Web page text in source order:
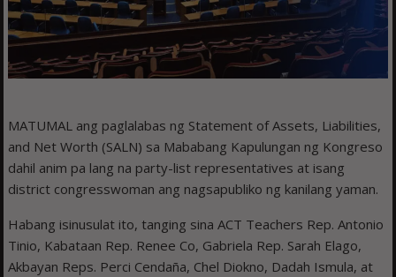
MATUMAL ang paglalabas ng Statement of Assets, Liabilities,
and Net Worth (SALN) sa Mababang Kapulungan ng Kongreso
dahil anim pa lang na party-list representatives at isang
district congresswoman ang nagsapubliko ng kanilang yaman.
Habang isinusulat ito, tanging sina ACT Teachers Rep. Antonio
Tinio, Kabataan Rep. Renee Co, Gabriela Rep. Sarah Elago,
Akbayan Reps. Perci Cendaña, Chel Diokno, Dadah Ismula, at